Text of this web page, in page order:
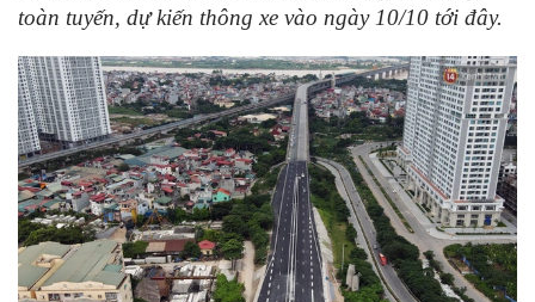
toàn tuyến, dự kiến thông xe vào ngày 10/10 tới đây.